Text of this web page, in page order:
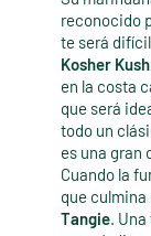
reconocido
te será
Kosher Kush
en la costa
que será
todo un
es una gran
Cuando la
que
Tangie.